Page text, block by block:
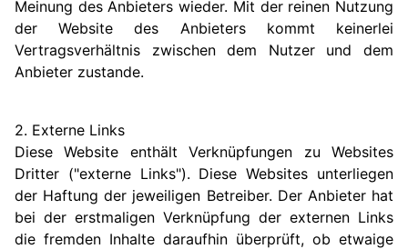
Meinung des Anbieters wieder. Mit der reinen Nutzung
der Website des Anbieters kommt keinerlei
Vertragsverhältnis zwischen dem Nutzer und dem
Anbieter zustande.
2. Externe Links
Diese Website enthält Verknüpfungen zu Websites
Dritter ("externe Links"). Diese Websites unterliegen
der Haftung der jeweiligen Betreiber. Der Anbieter hat
bei der erstmaligen Verknüpfung der externen Links
die fremden Inhalte daraufhin überprüft, ob etwaige